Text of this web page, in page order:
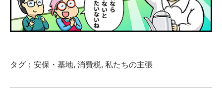
タグ： 安保・基地, 消費税, 私たちの主張